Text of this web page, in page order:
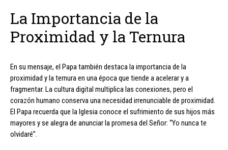
La Importancia de la
Proximidad y la Ternura
En su mensaje, el Papa también destaca la importancia de la
proximidad y la ternura en una época que tiende a acelerar y a
fragmentar. La cultura digital multiplica las conexiones, pero el
corazón humano conserva una necesidad irrenunciable de proximidad.
El Papa recuerda que la Iglesia conoce el sufrimiento de sus hijos más
mayores y se alegra de anunciar la promesa del Señor: “Yo nunca te
olvidaré”.